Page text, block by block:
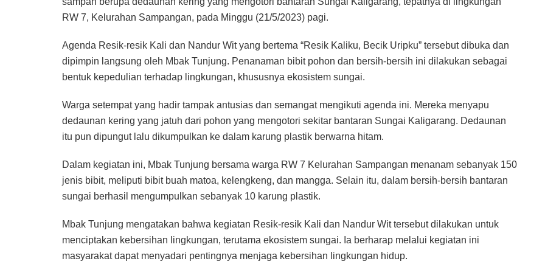
RW 7, Kelurahan Sampangan, pada Minggu (21/5/2023) pagi.
Agenda Resik-resik Kali dan Nandur Wit yang bertema “Resik Kaliku, Becik Uripku” tersebut dibuka dan
dipimpin langsung oleh Mbak Tunjung. Penanaman bibit pohon dan bersih-bersih ini dilakukan sebagai
bentuk kepedulian terhadap lingkungan, khususnya ekosistem sungai.
Warga setempat yang hadir tampak antusias dan semangat mengikuti agenda ini. Mereka menyapu
dedaunan kering yang jatuh dari pohon yang mengotori sekitar bantaran Sungai Kaligarang. Dedaunan
itu pun dipungut lalu dikumpulkan ke dalam karung plastik berwarna hitam.
Dalam kegiatan ini, Mbak Tunjung bersama warga RW 7 Kelurahan Sampangan menanam sebanyak 150
jenis bibit, meliputi bibit buah matoa, kelengkeng, dan mangga. Selain itu, dalam bersih-bersih bantaran
sungai berhasil mengumpulkan sebanyak 10 karung plastik.
Mbak Tunjung mengatakan bahwa kegiatan Resik-resik Kali dan Nandur Wit tersebut dilakukan untuk
menciptakan kebersihan lingkungan, terutama ekosistem sungai. Ia berharap melalui kegiatan ini
masyarakat dapat menyadari pentingnya menjaga kebersihan lingkungan hidup.